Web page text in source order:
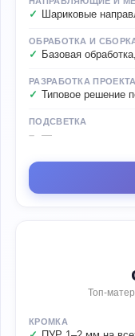
Шариковые
ОБРАБОТКА И
Базовая
РАЗРАБОТКА ПРОЕКТА
Типовое решение
ПОДСВЕТКА
—
Топ-
КРОМКА